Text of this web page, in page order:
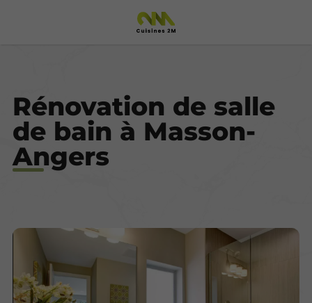
Rénovation de salle
de bain à Masson-
Angers